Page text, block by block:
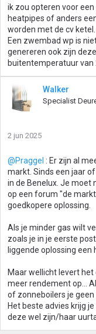
ik zou opteren voor
heatpipes of anders
worden met de cv ketel.
Een zwembad wp is
genereren ook zijn
buitentemperatuur van
Walker
Specialist
2 jun 2025
@Praggel : Er zijn al
markt. Sinds een jaar
in de Benelux. Je moet
op een forum "de
goedkopere oplossing.
Als je minder gas wilt
zoals je in je eerste
liggende oplossing
Maar wellicht levert
meer rendement op...
of zonneboilers je
Het beste advies krijg
deze wel zijn/haar